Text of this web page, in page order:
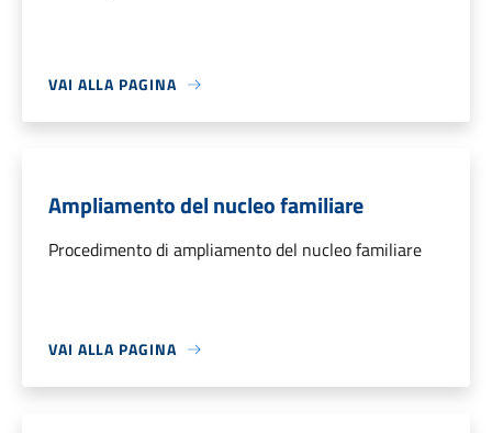
VAI ALLA PAGINA
Ampliamento del nucleo familiare
Procedimento di ampliamento del nucleo familiare
VAI ALLA PAGINA